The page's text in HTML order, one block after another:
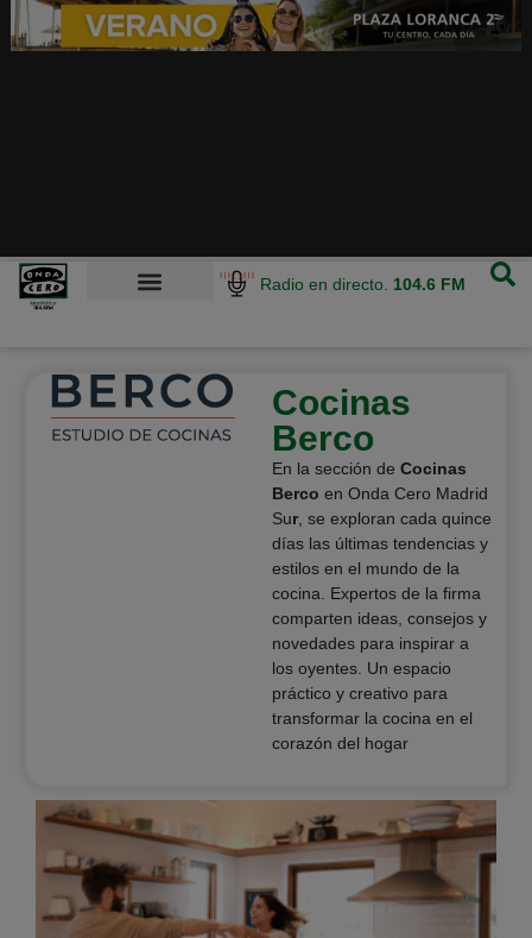
Radio en directo. 104.6 FM
Cocinas
Berco
En la sección de Cocinas
Berco en Onda Cero Madrid
Sur, se exploran cada quince
días las últimas tendencias y
estilos en el mundo de la
cocina. Expertos de la firma
comparten ideas, consejos y
novedades para inspirar a
los oyentes. Un espacio
práctico y creativo para
transformar la cocina en el
corazón del hogar